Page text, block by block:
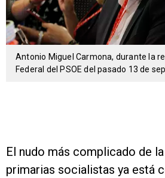
Antonio Miguel Carmona, durante la
Federal del PSOE del pasado 13 de
El nudo más complicado de
primarias socialistas ya está